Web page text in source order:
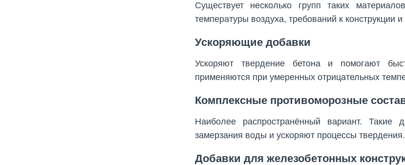
Существует несколько групп таких
температуры воздуха, требований к конструкции
Ускоряющие добавки
Ускоряют твердение бетона и помогают
применяются при умеренных отрицательных
Комплексные противоморозные
Наиболее распространённый вариант. Такие
замерзания воды и ускоряют процессы твердения.
Добавки для железобетонных